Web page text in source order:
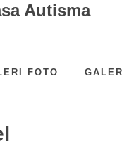
Autisma
FOTO